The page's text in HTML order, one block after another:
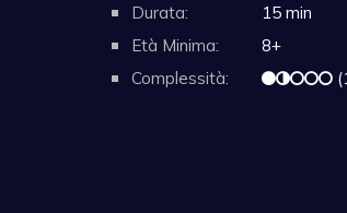
Durata:
15 min
Età Minima:
8+
Complessità: